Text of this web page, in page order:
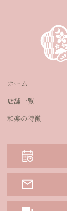
ホーム
店舗一覧
和楽の特徴